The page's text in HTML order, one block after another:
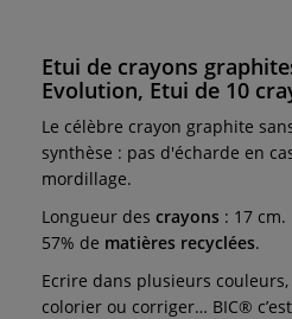
Etui de crayons
Evolution, Etui de 10
Le célèbre crayon graphite
synthèse : pas d'écharde en
mordillage.
Longueur des crayons : 17
57% de matières recyclées.
Ecrire dans plusieurs
colorier ou corriger… BIC®